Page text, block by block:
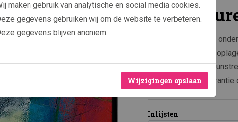
maken gebruik van analytische en social media cookies.
gegevens gebruiken wij om de website te verbeteren.
gegevens blijven anoniem.
Wijzigingen opslaan
Door kunstenaar
Veelal beperkte
Hoogwaardige
Levenslange garantie
Inlijsten